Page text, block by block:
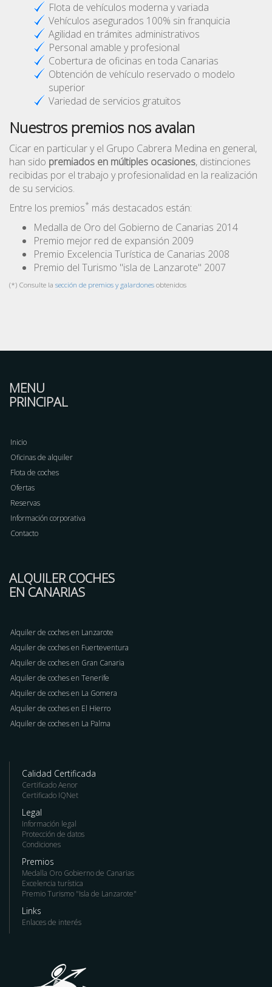
Flota de vehículos moderna y variada
Vehículos asegurados 100% sin franquicia
Agilidad en trámites administrativos
Personal amable y profesional
Cobertura de oficinas en toda Canarias
Obtención de vehículo reservado o modelo
superior
Variedad de servicios gratuitos
Nuestros premios nos avalan
Cicar en particular y el Grupo Cabrera Medina en general,
han sido premiados en múltiples ocasiones, distinciones
recibidas por el trabajo y profesionalidad en la realización
de su servicios.
Entre los premios* más destacados están:
Medalla de Oro del Gobierno de Canarias 2014
Premio mejor red de expansión 2009
Premio Excelencia Turística de Canarias 2008
Premio del Turismo "isla de Lanzarote" 2007
(*) Consulte la sección de premios y galardones obtenidos
MENU
PRINCIPAL
Inicio
Oficinas de alquiler
Flota de coches
Ofertas
Reservas
Información corporativa
Contacto
ALQUILER COCHES
EN CANARIAS
Alquiler de coches en Lanzarote
Alquiler de coches en Fuerteventura
Alquiler de coches en Gran Canaria
Alquiler de coches en Tenerife
Alquiler de coches en La Gomera
Alquiler de coches en El Hierro
Alquiler de coches en La Palma
Calidad Certificada
Certificado Aenor
Certificado IQNet
Legal
Información legal
Protección de datos
Condiciones
Premios
Medalla Oro Gobierno de Canarias
Excelencia turística
Premio Turismo "Isla de Lanzarote"
Links
Enlaces de interés